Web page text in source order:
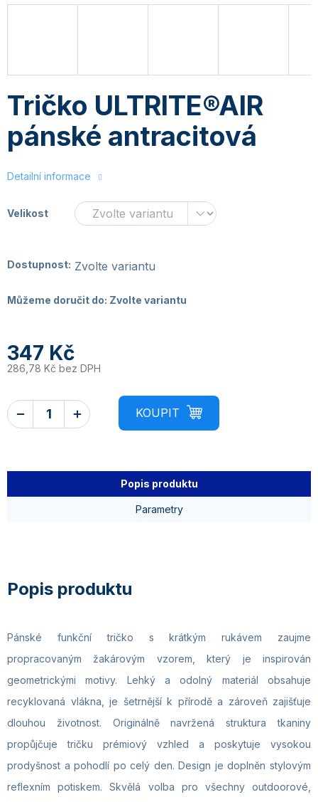
Tričko ULTRITE®AIR
pánské antracitová
Detailní informace
Velikost
Dostupnost: Zvolte variantu
Můžeme doručit do: Zvolte variantu
347 Kč
286,78 Kč bez DPH
Popis produktu
Parametry
Pánské funkční tričko s krátkým rukávem zaujme
propracovaným žakárovým vzorem, který je inspirován
geometrickými motivy. Lehký a odolný materiál obsahuje
recyklovaná vlákna, je šetrnější k přírodě a zároveň zajišťuje
dlouhou životnost. Originálně navržená struktura tkaniny
propůjčuje tričku prémiový vzhled a poskytuje vysokou
prodyšnost a pohodlí po celý den. Design je doplněn stylovým
reflexním potiskem. Skvělá volba pro všechny outdoorové,